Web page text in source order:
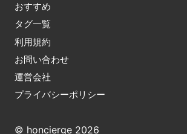
おすすめ
タグ一覧
利用規約
お問い合わせ
運営会社
プライバシーポリシー
© honcierge 2026